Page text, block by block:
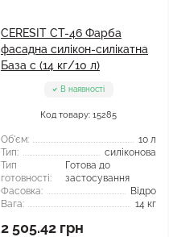
CERESIT CT-46 Фарба
фасадна силікон-силікатна
База c (14 кг/10 л)
В наявності
Код товару: 15285
Об'єм:
10 л
Тип:
силіконова
Тип
готовності:
Готова до
застосування
Фасовка:
Відро
Вага:
14 кг
2 505.42 грн